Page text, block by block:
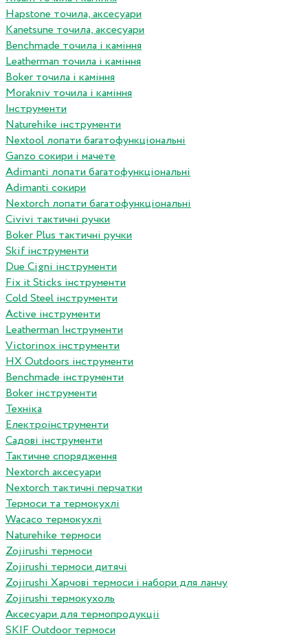
Hapstone точила, аксесуари
Kanetsune точила, аксесуари
Benchmade точила і каміння
Leatherman точила і каміння
Boker точила і каміння
Morakniv точила і каміння
Інструменти
Naturehike інструменти
Nextool лопати багатофункціональні
Ganzo сокири і мачете
Adimanti лопати багатофункціональні
Adimanti сокири
Nextorch лопати багатофункціональні
Сivivi тактичні ручки
Boker Plus тактичні ручки
Skif інструменти
Due Cigni інструменти
Fix it Sticks інструменти
Сold Steel інструменти
Active інструменти
Leatherman Інструменти
Victorinox інструменти
HX Outdoors інструменти
Benchmade інструменти
Boker інструменти
Техніка
Електроінструменти
Садові інструменти
Тактичне спорядження
Nextorch аксесуари
Nextorch тактичні перчатки
Термоси та термокухлі
Wacaco термокухлі
Naturehike термоси
Zojirushi термоси
Zojirushi термоси дитячі
Zojirushi Харчові термоси і набори для ланчу
Zojirushi термокухоль
Аксесуари для термопродукціі
SKIF Outdoor термоси